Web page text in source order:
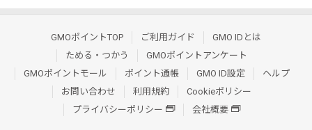
GMOポイントTOP ご利用ガイド
GMO IDとは
ためる・つかう
GMOポイントアンケート
GMOポイントモール
ポイント通帳 GMO ID設定
ヘルプ
お問い合わせ
利用規約
Cookieポリシー
プライバシーポリシー
会社概要